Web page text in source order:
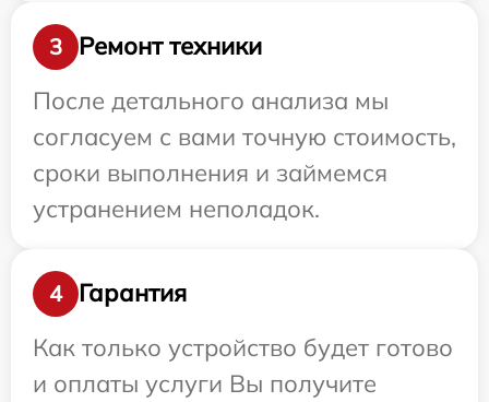
3
Ремонт техники
После детального анализа мы
согласуем с вами точную стоимость,
сроки выполнения и займемся
устранением неполадок.
4
Гарантия
Как только устройство будет готово
и оплаты услуги Вы получите